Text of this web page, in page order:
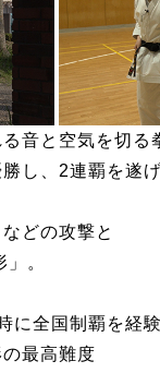
音と空気を切る
し、2連覇を遂
どの攻撃と
。
に全国制覇を経験
最高難度